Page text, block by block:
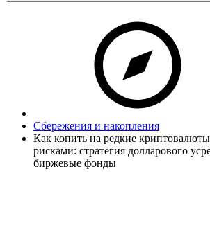
Сбережения и накопления
Как копить на редкие
рисками: стратегия долларового
биржевые фонды